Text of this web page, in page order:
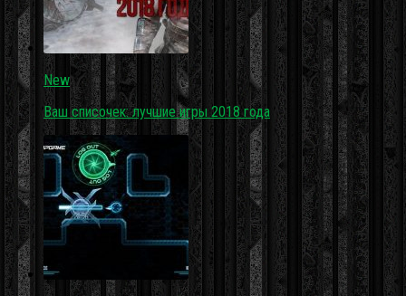
New
Ваш списочек: лучшие игры 2018 года